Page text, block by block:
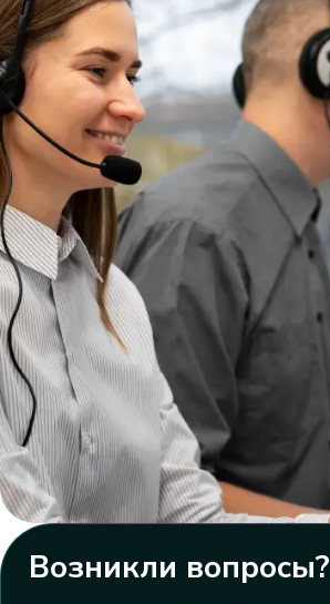
Возникли вопросы?